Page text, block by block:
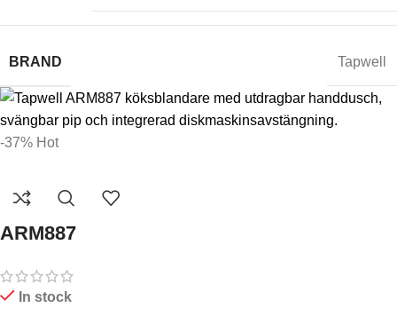
BRAND Tapwell
-37% Hot
ARM887
In stock